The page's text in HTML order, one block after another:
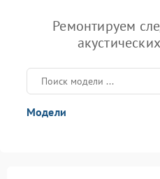
Ремонтируем
Модели